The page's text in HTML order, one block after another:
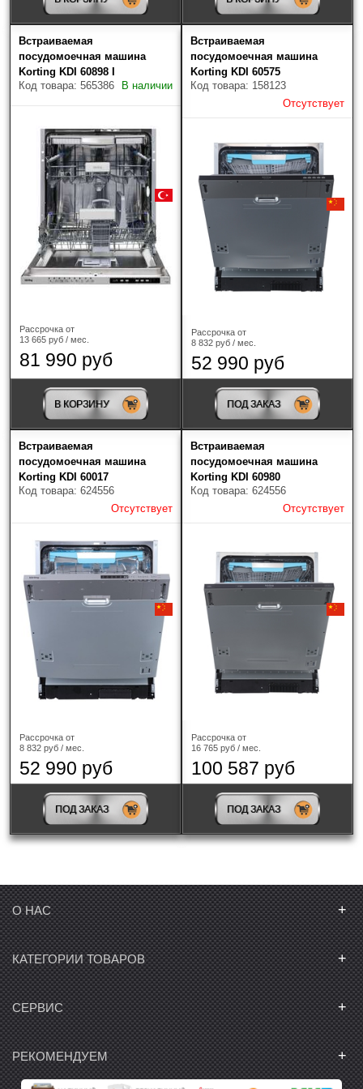
Вашем городе или на Ваш домашний адрес. При
предварительном согласовании, Вы можете выбрать
самостоятельно транспортную компанию.
При отправке через транспортные компании
обязательно заказывается жесткая упаковка
(обрешетка) и страхование груза!
Встраиваемая
посудомоечная машина
Korting KDI 60898 I
Код товара: 565386
В наличии
Рассрочка от
13 665 руб / мес.
81 990 руб
В КОРЗИНУ
Встраиваемая
посудомоечная машина
Korting KDI 60575
Код товара: 158123
Отсутствует
Рассрочка от
8 832 руб / мес.
52 990 руб
ПОД ЗАКАЗ
Встраиваемая
посудомоечная машина
Korting KDI 60017
Код товара: 624556
Отсутствует
Рассрочка от
8 832 руб / мес.
52 990 руб
ПОД ЗАКАЗ
Встраиваемая
посудомоечная машина
Korting KDI 60980
Код товара: 624556
Отсутствует
Рассрочка от
16 765 руб / мес.
100 587 руб
ПОД ЗАКАЗ
О НАС +
КАТЕГОРИИ ТОВАРОВ +
СЕРВИС +
РЕКОМЕНДУЕМ +